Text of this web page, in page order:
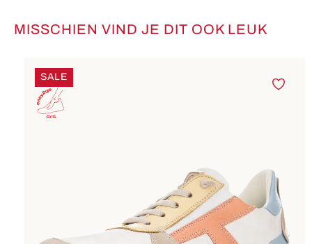
Productgalerij overslaan
MISSCHIEN VIND JE DIT OOK LEUK
SALE